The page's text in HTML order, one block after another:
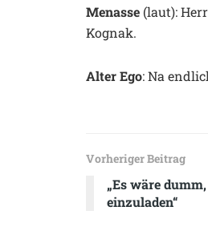
Menasse (laut):
Kognak.
Alter Ego: Na
Vorheriger Beitrag
„Es wäre
einzuladen“